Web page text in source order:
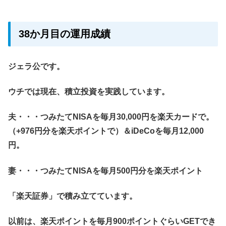
38か月目の運用成績
ジェラ公です。
ウチでは現在、積立投資を実践しています。
夫・・・つみたてNISAを毎月30,000円を楽天カードで。
（+976円分を楽天ポイントで）＆iDeCoを毎月12,000
円。
妻・・・つみたてNISAを毎月500円分を楽天ポイント
「楽天証券」で積み立てています。
以前は、楽天ポイントを毎月900ポイントぐらいGETでき